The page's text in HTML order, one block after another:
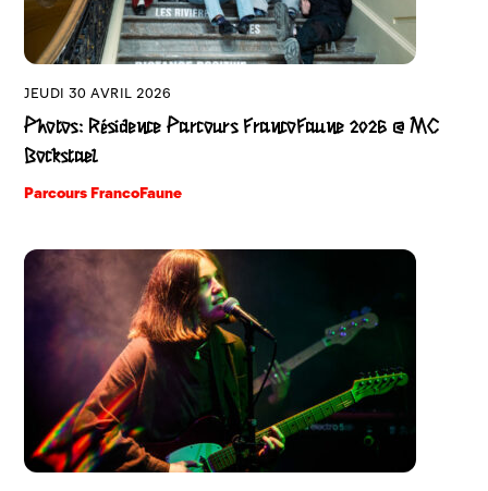
JEUDI 30 AVRIL 2026
Photos: Résidence Parcours FrancoFaune 2026 @ MC
Bockstael
Parcours FrancoFaune